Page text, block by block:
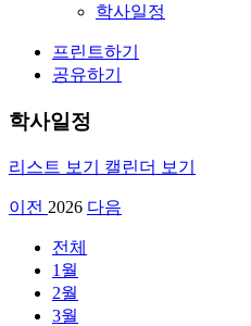
학사일정
프린트하기
공유하기
학사일정
리스트 보기 캘린더 보기
이전 2026 다음
전체
1월
2월
3월